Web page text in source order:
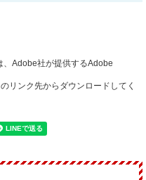
、Adobe社が提供するAdobe
リンク先からダウンロードしてく